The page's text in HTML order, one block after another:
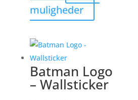
muligheder
vare
Mulighederne
kan
Batman Logo
– Wallsticker